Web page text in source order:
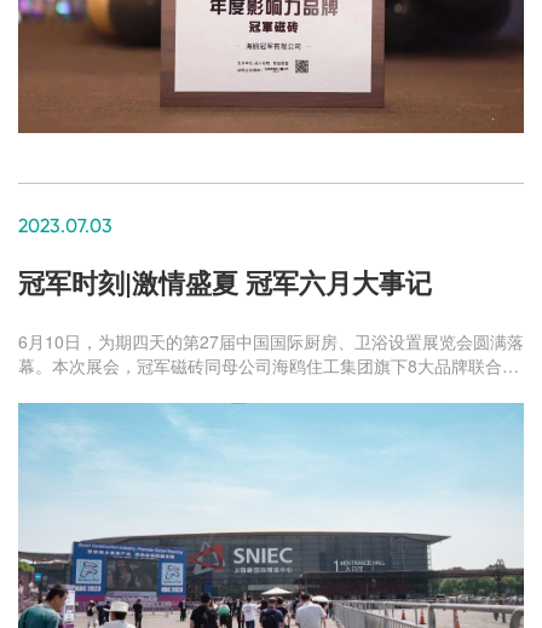
2023.07.03
冠军时刻|激情盛夏 冠军六月大事记
6月10日，为期四天的第27届中国国际厨房、卫浴设置展览会圆满落
幕。本次展会，冠军磁砖同母公司海鸥住工集团旗下8大品牌联合展
件及服务的提供商，共建美好家园”的企业理念，展示其强大的整屋
空间硬装一站式集采实力。